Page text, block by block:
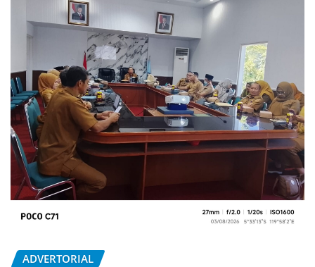
ADVERTORIAL